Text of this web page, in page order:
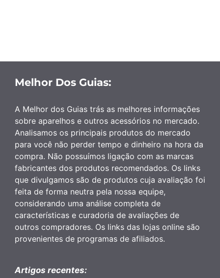
Melhor Dos Guias:
A Melhor dos Guias trás as melhores informações
sobre aparelhos e outros acessórios no mercado.
Analisamos os principais produtos do mercado
para você não perder tempo e dinheiro na hora da
compra. Não possuímos ligação com as marcas
fabricantes dos produtos recomendados. Os links
que divulgamos são de produtos cuja avaliação foi
feita de forma neutra pela nossa equipe,
considerando uma análise completa de
características e curadoria de avaliações de
outros compradores. Os links das lojas online são
provenientes de programas de afiliados.
Artigos recentes: